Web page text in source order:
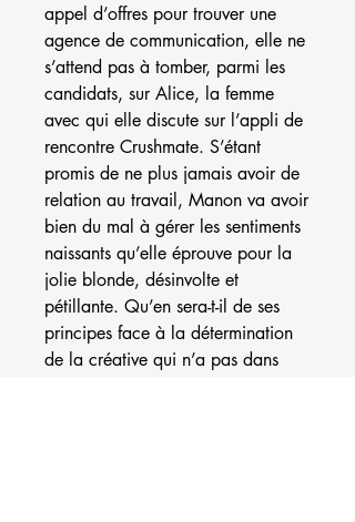
appel d’offres pour trouver une
agence de communication, elle ne
s’attend pas à tomber, parmi les
candidats, sur Alice, la femme
avec qui elle discute sur l’appli de
rencontre Crushmate. S’étant
promis de ne plus jamais avoir de
relation au travail, Manon va avoir
bien du mal à gérer les sentiments
naissants qu’elle éprouve pour la
jolie blonde, désinvolte et
pétillante. Qu’en sera-t-il de ses
principes face à la détermination
de la créative qui n’a pas dans